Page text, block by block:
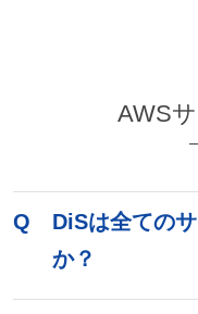
AWS
Q
DiSは全ての
か？